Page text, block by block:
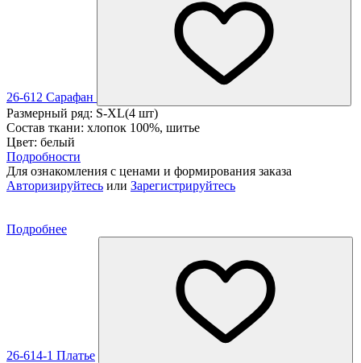
26-612 Сарафан
Размерный ряд: S-XL(4 шт)
Состав ткани: хлопок 100%, шитье
Цвет: белый
Подробности
Для ознакомления с ценами и формирования заказа
Авторизируйтесь или Зарегистрируйтесь
Подробнее
26-614-1 Платье